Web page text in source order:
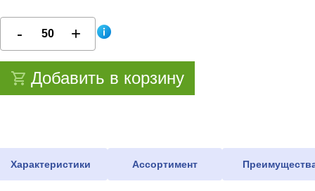
Добавить в корзину
Характеристики Ассортимент